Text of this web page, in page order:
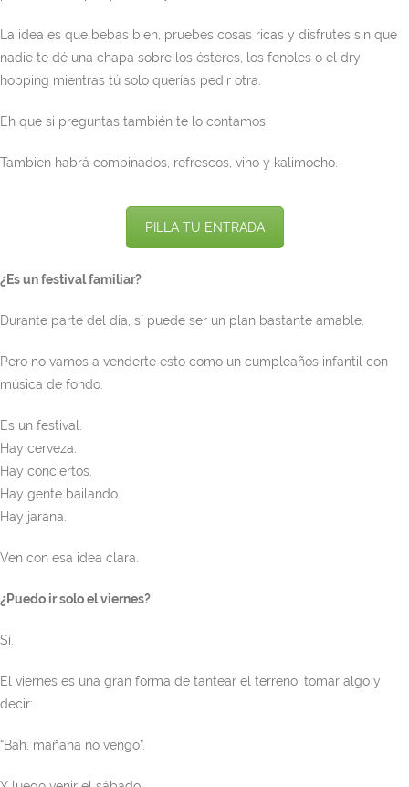
La idea es que bebas bien, pruebes cosas ricas y disfrutes sin que
nadie te dé una chapa sobre los ésteres, los fenoles o el dry
hopping mientras tú solo querías pedir otra.
Eh que si preguntas también te lo contamos.
Tambien habrá combinados, refrescos, vino y kalimocho.
PILLA TU ENTRADA
¿Es un festival familiar?
Durante parte del día, sí puede ser un plan bastante amable.
Pero no vamos a venderte esto como un cumpleaños infantil con
música de fondo.
Es un festival.
Hay cerveza.
Hay conciertos.
Hay gente bailando.
Hay jarana.
Ven con esa idea clara.
¿Puedo ir solo el viernes?
Sí.
El viernes es una gran forma de tantear el terreno, tomar algo y
decir:
“Bah, mañana no vengo”.